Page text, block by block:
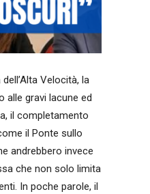
Velocità, la
alle gravi lacune ed
il completamento
il Ponte sullo
andrebbero invece
che non solo limita
In poche parole, il